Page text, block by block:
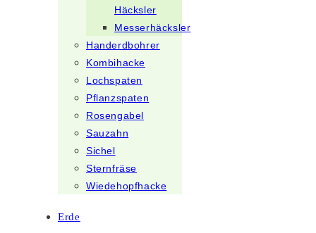
Häcksler
Messerhäcksler
Handerdbohrer
Kombihacke
Lochspaten
Pflanzspaten
Rosengabel
Sauzahn
Sichel
Sternfräse
Wiedehopfhacke
Erde